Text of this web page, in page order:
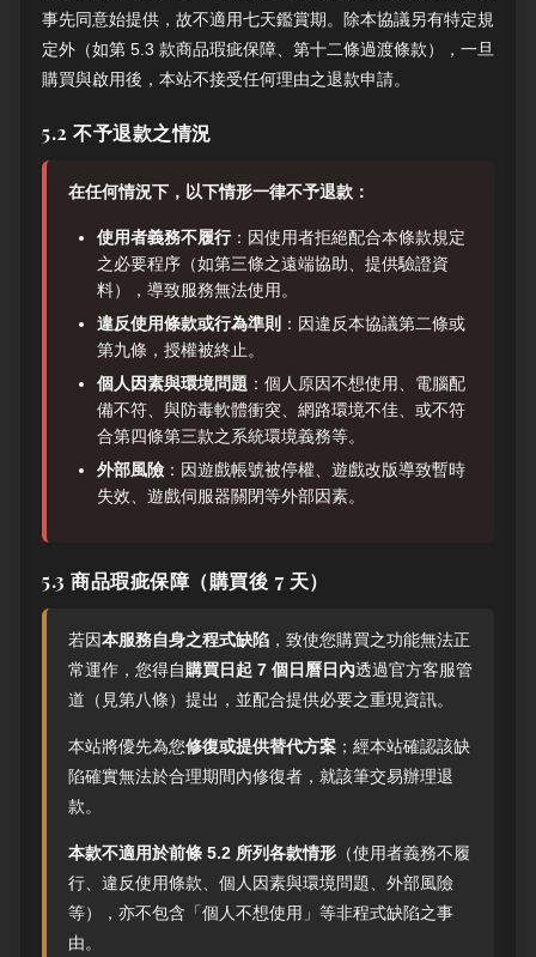
事先同意始提供，故不適用七天鑑賞期。除本協議另有特定規
定外（如第 5.3 款商品瑕疵保障、第十二條過渡條款），一旦
購買與啟用後，本站不接受任何理由之退款申請。
5.2 不予退款之情況
在任何情況下，以下情形一律不予退款：
使用者義務不履行：因使用者拒絕配合本條款規定
之必要程序（如第三條之遠端協助、提供驗證資
料），導致服務無法使用。
違反使用條款或行為準則 ：因違反本協議第二條或
第九條，授權被終止。
個人因素與環境問題 ：個人原因不想使用、電腦配
備不符、與防毒軟體衝突、網路環境不佳、或不符
合第四條第三款之系統環境義務等。
外部風險 ：因遊戲帳號被停權、遊戲改版導致暫時
失效、遊戲伺服器關閉等外部因素。
5.3 商品瑕疵保障（購買後 7 天）
若因本服務自身之程式缺陷 ，致使您購買之功能無法正
常運作，您得自 購買日起 7 個日曆日內透過官方客服管
道（見第八條）提出，並配合提供必要之重現資訊。
本站將優先為您修復或提供替代方案 ；經本站確認該缺
陷確實無法於合理期間內修復者，就該筆交易辦理退
款。
本款不適用於前條 5.2 所列各款情形 （使用者義務不履
行、違反使用條款、個人因素與環境問題、外部風險
等），亦不包含「個人不想使用」等非程式缺陷之事
由。